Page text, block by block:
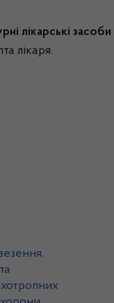
лікарські засоби
лікаря.